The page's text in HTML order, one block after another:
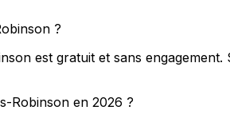
?
est gratuit et sans
Robinson en 2026 ?